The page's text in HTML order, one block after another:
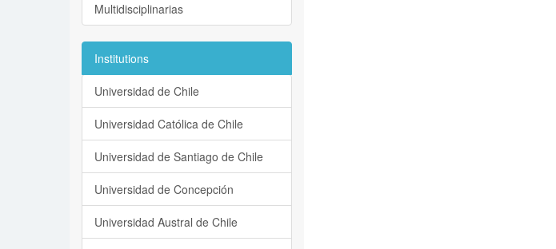
Multidisciplinarias
Institutions
Universidad de Chile
Universidad Católica de Chile
Universidad de Santiago de Chile
Universidad de Concepción
Universidad Austral de Chile